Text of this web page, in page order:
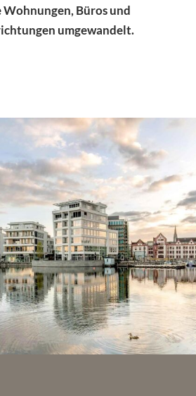
Büros und
umgewandelt.